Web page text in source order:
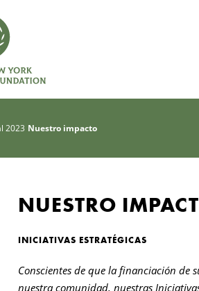
2023 Nuestro impacto
NUESTRO
INICIATIVAS ESTRATÉGICAS
Conscientes de que la financiación de
nuestra comunidad, nuestras